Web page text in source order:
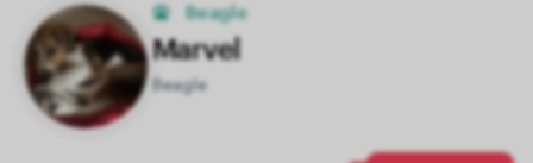
Beagle
Marvel
Beagle